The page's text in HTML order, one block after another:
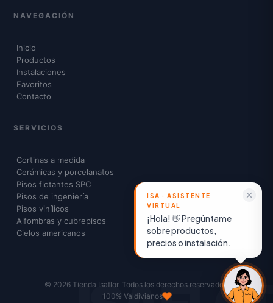
¡Hola! 👋 Pregúntame
sobre productos,
precios o instalación.
NAVEGACIÓN
Inicio
Productos
Instalaciones
Favoritos
Contacto
SERVICIOS
Cortinas a medida
Cerámicas y porcelanatos
Pisos flotantes SPC
Pisos de ingeniería
Pisos vinílicos
Alfombras y cubrepisos
Cielos americanos
© 2026 Tienda Isaflor. Todos los derechos reservados.
100% Valdivianos